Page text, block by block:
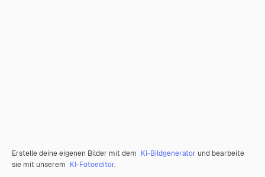
Erstelle deine eigenen Bilder mit dem KI-Bildgenerator und bearbeite
sie mit unserem KI-Fotoeditor.